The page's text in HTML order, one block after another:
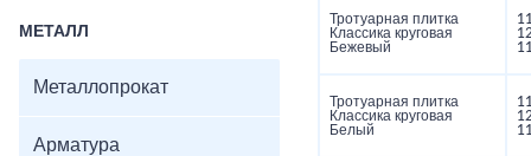
МЕТАЛЛ
Металлопрокат
Арматура
Тротуарная плитка
Классика круговая
Бежевый
Тротуарная плитка
Классика круговая
Белый